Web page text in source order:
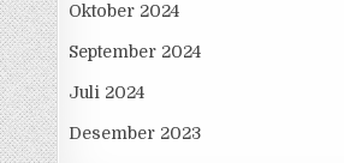
Oktober 2024
September 2024
Juli 2024
Desember 2023